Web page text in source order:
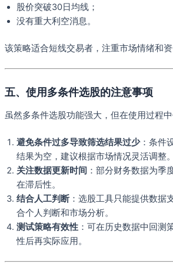
股价突破30日均线；
没有重大利空消息。
该策略适合短线交易者，注重市场情绪和资
五、使用多条件选股的注意事项
虽然多条件选股功能强大，但在使用过程
避免条件过多导致筛选结果过少：条件
结果为空，建议根据市场情况灵活调整。
关注数据更新时间 ：部分财务数据为季
在滞后性。
结合人工判断 ：选股工具只能提供数据
合个人判断和市场分析。
测试策略有效性 ：可在历史数据中回测
性后再实际应用。